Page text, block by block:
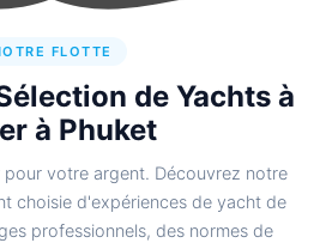
FLOTTE
de Yachts à
à Phuket
pour votre argent. Découvrez notre
choisie d'expériences de yacht de
professionnels, des normes de